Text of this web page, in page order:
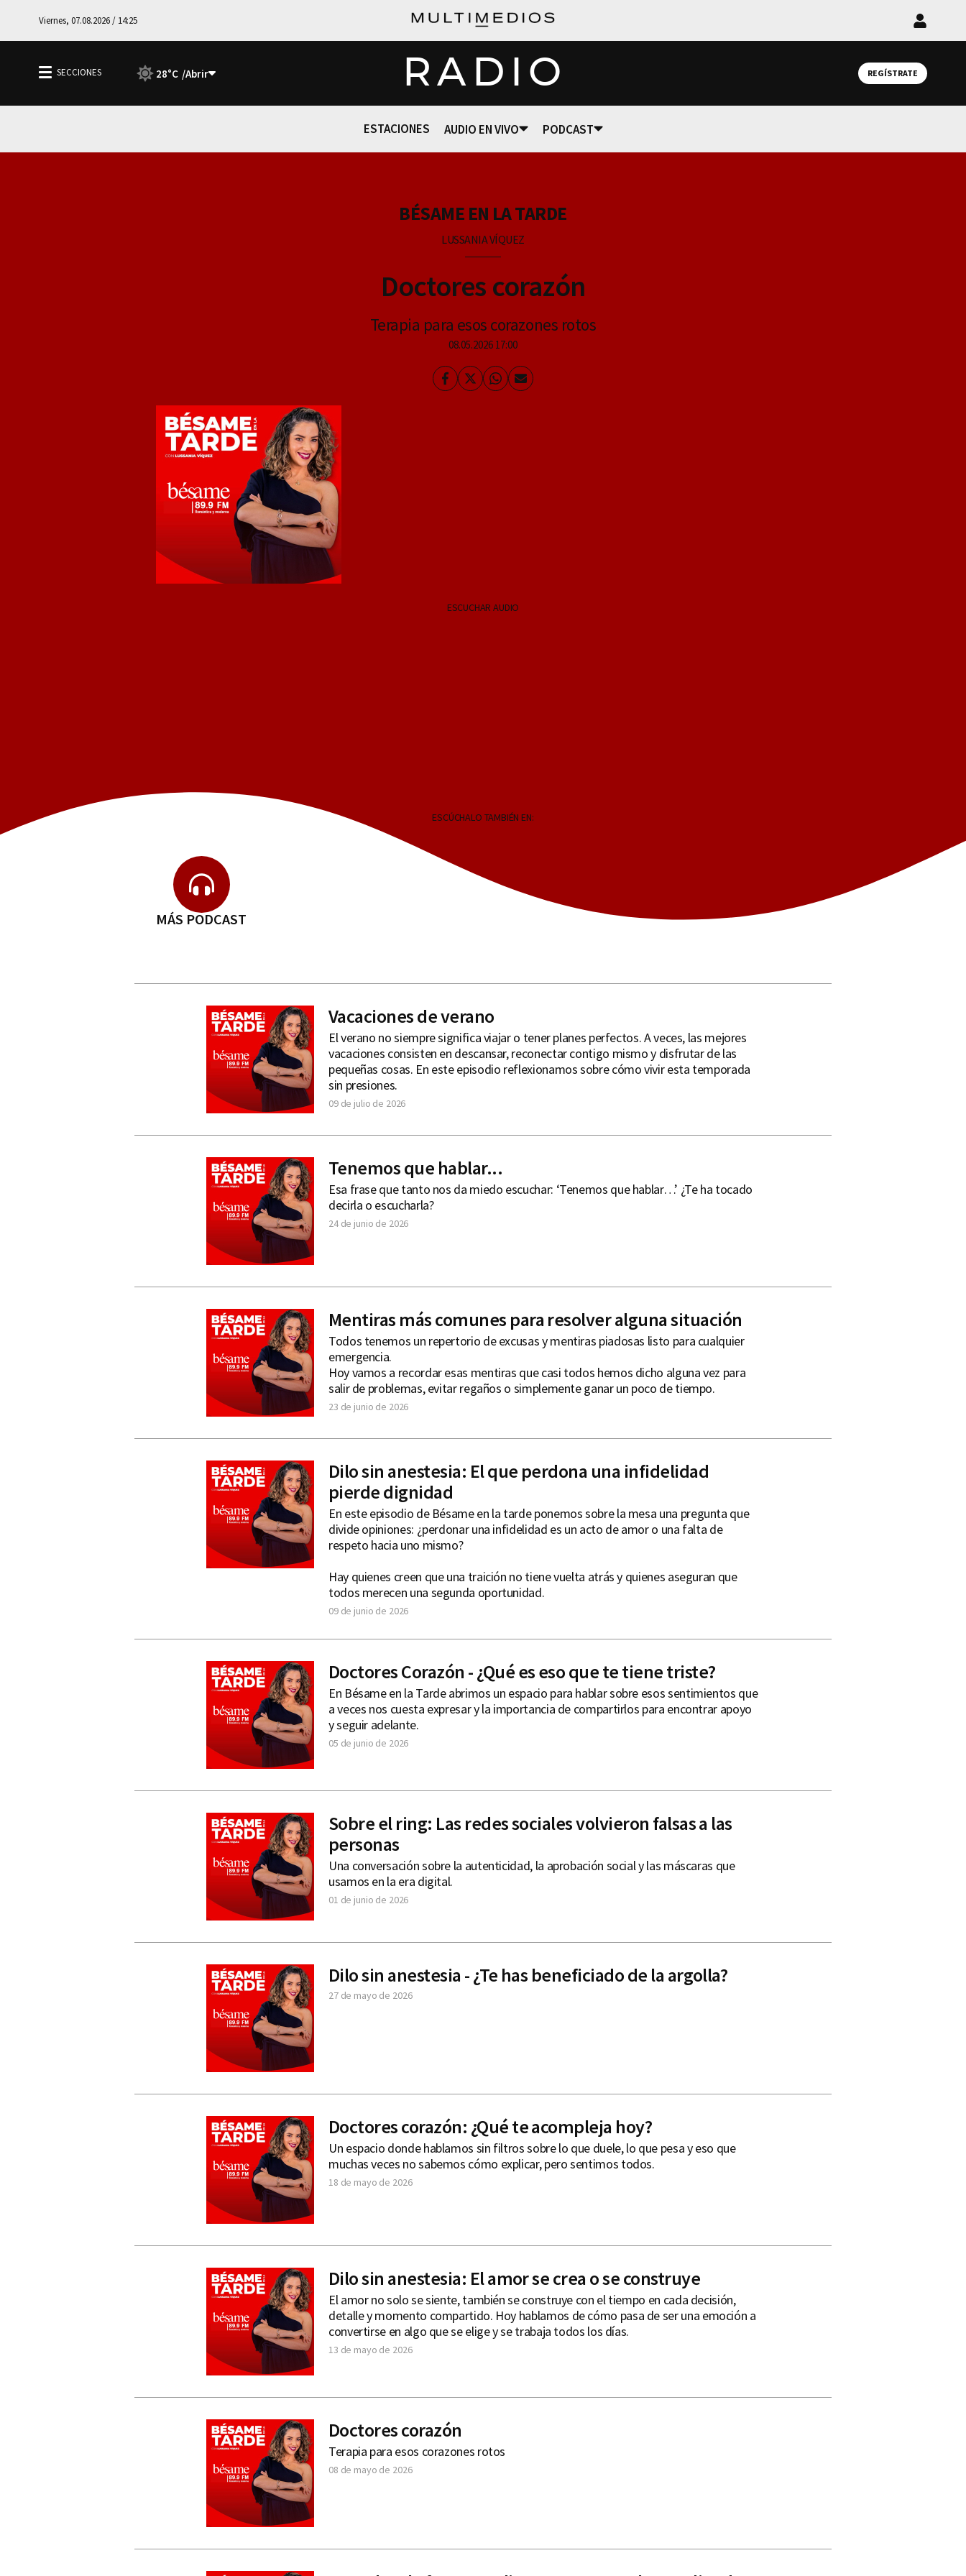
Viernes, 07.08.2026 / 14:25
Iniciar
28°C RADIO REGÍSTRATE
ESTACIONES AUDIO EN VIVO PODCAST
BÉSAME EN LA TARDE
LUSSANIA VÍQUEZ
Doctores corazón
Terapia para esos corazones rotos
08.05.2026 17:00
Facebook
TwitterWhatsapp
Enviar
ESCUCHAR AUDIO
ESCÚCHALO TAMBIÉN EN:
MÁS PODCAST
Vacaciones de verano
El verano no siempre significa viajar o tener planes perfectos. A veces, las mejores
vacaciones consisten en descansar, reconectar contigo mismo y disfrutar de las
pequeñas cosas. En este episodio reflexionamos sobre cómo vivir esta temporada
sin presiones.
09 de julio de 2026
Tenemos que hablar...
Esa frase que tanto nos da miedo escuchar: ‘Tenemos que hablar…’ ¿Te ha tocado
decirla o escucharla?
24 de junio de 2026
Mentiras más comunes para resolver alguna situación
Todos tenemos un repertorio de excusas y mentiras piadosas listo para cualquier
emergencia.
Hoy vamos a recordar esas mentiras que casi todos hemos dicho alguna vez para
salir de problemas, evitar regaños o simplemente ganar un poco de tiempo.
23 de junio de 2026
Dilo sin anestesia: El que perdona una infidelidad
pierde dignidad
En este episodio de Bésame en la tarde ponemos sobre la mesa una pregunta que
divide opiniones: ¿perdonar una infidelidad es un acto de amor o una falta de
respeto hacia uno mismo?
​Hay quienes creen que una traición no tiene vuelta atrás y quienes aseguran que
todos merecen una segunda oportunidad.
09 de junio de 2026
Doctores Corazón - ¿Qué es eso que te tiene triste?
En Bésame en la Tarde abrimos un espacio para hablar sobre esos sentimientos que
a veces nos cuesta expresar y la importancia de compartirlos para encontrar apoyo
y seguir adelante.
05 de junio de 2026
Sobre el ring: Las redes sociales volvieron falsas a las
personas
Una conversación sobre la autenticidad, la aprobación social y las máscaras que
usamos en la era digital.
01 de junio de 2026
Dilo sin anestesia - ¿Te has beneficiado de la argolla?
27 de mayo de 2026
Doctores corazón: ¿Qué te acompleja hoy?
Un espacio donde hablamos sin filtros sobre lo que duele, lo que pesa y eso que
muchas veces no sabemos cómo explicar, pero sentimos todos.
18 de mayo de 2026
Dilo sin anestesia: El amor se crea o se construye
El amor no solo se siente, también se construye con el tiempo en cada decisión,
detalle y momento compartido. Hoy hablamos de cómo pasa de ser una emoción a
convertirse en algo que se elige y se trabaja todos los días.
13 de mayo de 2026
Doctores corazón
Terapia para esos corazones rotos
08 de mayo de 2026